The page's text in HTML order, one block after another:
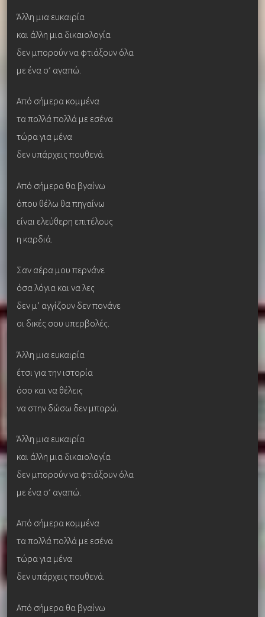
Άλλη μια ευκαιρία
και άλλη μια δικαιολογία
δεν μπορούν να φτιάξουν όλα
με ένα σ’ αγαπώ.
Από σήμερα κομμένα
τα πολλά πολλά με εσένα
τώρα για μένα
δεν υπάρχεις πουθενά.
Από σήμερα θα βγαίνω
όπου θέλω θα πηγαίνω
είναι ελεύθερη επιτέλους
η καρδιά.
Σαν αέρα μου περνάνε
όσα λόγια και να λες
δεν μ’ αγγίζουν δεν πονάνε
οι δικές σου υπερβολές.
Άλλη μια ευκαιρία
έτσι για την ιστορία
όσο και να θέλεις
να στην δώσω δεν μπορώ.
Άλλη μια ευκαιρία
και άλλη μια δικαιολογία
δεν μπορούν να φτιάξουν όλα
με ένα σ’ αγαπώ.
Από σήμερα κομμένα
τα πολλά πολλά με εσένα
τώρα για μένα
δεν υπάρχεις πουθενά.
Από σήμερα θα βγαίνω